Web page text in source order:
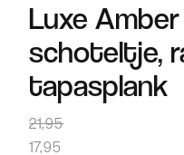
Luxe
schoteltje,
tapasplank
21,95
17,95